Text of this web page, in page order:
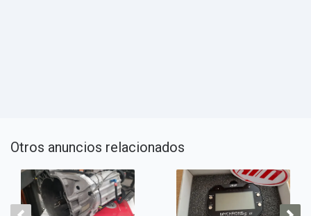
Otros anuncios relacionados